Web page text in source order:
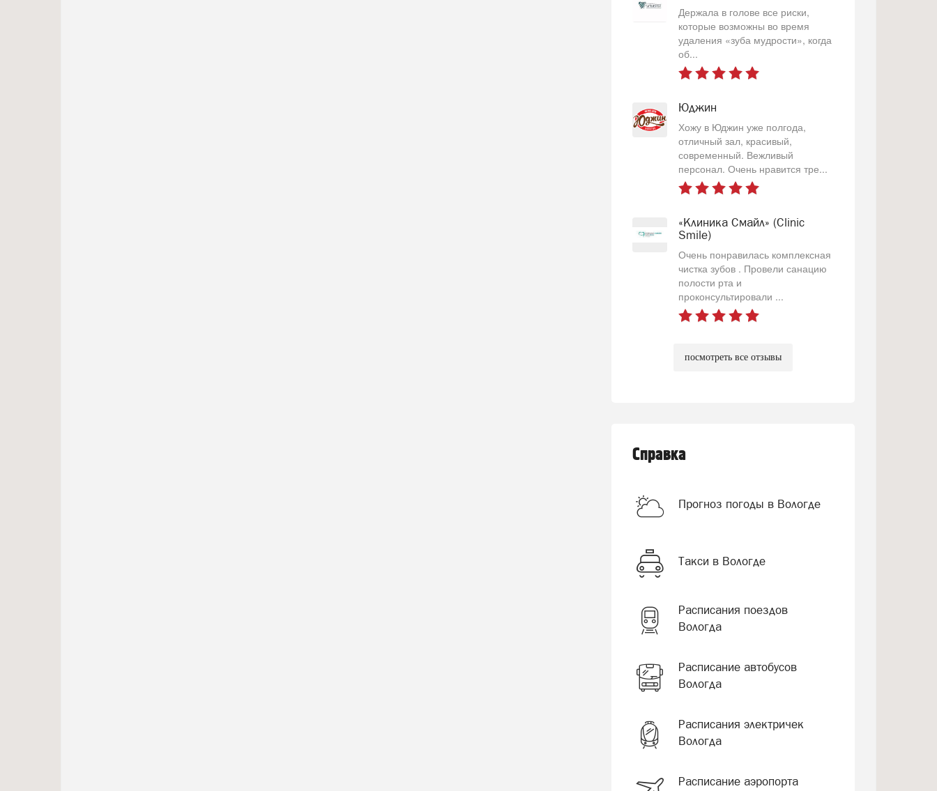
Держала в голове все риски,
которые возможны во время
удаления «зуба мудрости», когда
об...
Юджин
Хожу в Юджин уже полгода,
отличный зал, красивый,
современный. Вежливый
персонал. Очень нравится тре...
«Клиника Смайл» (Clinic
Smile)
Очень понравилась комплексная
чистка зубов . Провели санацию
полости рта и
проконсультировали ...
посмотреть все отзывы
Справка
Прогноз погоды в Вологде
Такси в Вологде
Расписания поездов
Вологда
Расписание автобусов
Вологда
Расписания электричек
Вологда
Расписание аэропорта